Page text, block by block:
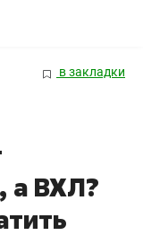
в закладки
а ВХЛ?